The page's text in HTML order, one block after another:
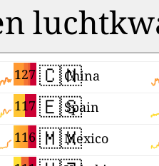
127
117
116
🇨🇳China
🇪🇸Spain
🇲🇽Mexico